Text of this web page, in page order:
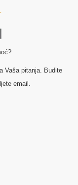
Vaša pitanja. Budite
email.